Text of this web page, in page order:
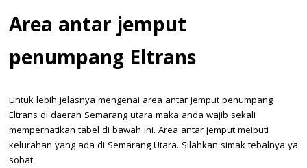
Area antar jemput
penumpang Eltrans
Untuk lebih jelasnya mengenai area antar jemput penumpang
Eltrans di daerah Semarang utara maka anda wajib sekali
memperhatikan tabel di bawah ini. Area antar jemput meiputi
kelurahan yang ada di Semarang Utara. Silahkan simak tebalnya ya
sobat.